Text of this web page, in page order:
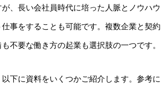
、長い会社員時代に培った人脈とノウハウ
事をすることも可能です。複数企業と契約
不要な働き方の起業も選択肢の一つです。
下に資料をいくつかご紹介します。参考に